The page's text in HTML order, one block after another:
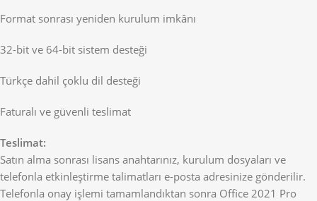
Format sonrası yeniden kurulum imkânı
32-bit ve 64-bit sistem desteği
Türkçe dahil çoklu dil desteği
Faturalı ve güvenli teslimat
Teslimat:
Satın alma sonrası lisans anahtarınız, kurulum dosyaları ve
telefonla etkinleştirme talimatları e-posta adresinize gönderilir.
Telefonla onay işlemi tamamlandıktan sonra Office 2021 Pro